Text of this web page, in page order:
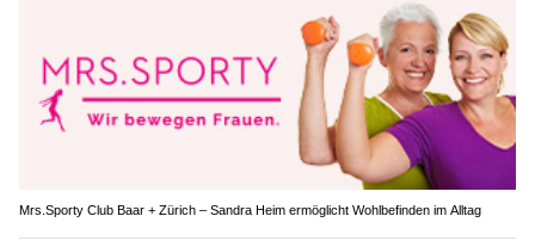
Mrs.Sporty Club Baar + Zürich – Sandra Heim ermöglicht Wohlbefinden im Alltag